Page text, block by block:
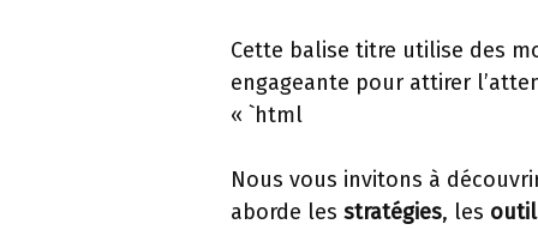
Cette balise titre utilise des
engageante pour attirer
« `html
Nous vous invitons à
aborde les stratégies, les